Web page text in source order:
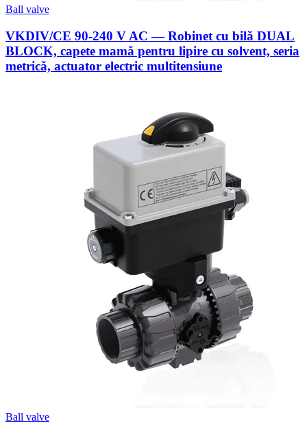
Ball valve
VKDIV/CE 90-240 V AC — Robinet cu bilă DUAL
BLOCK, capete mamă pentru lipire cu solvent, seria
metrică, actuator electric multitensiune
Ball valve